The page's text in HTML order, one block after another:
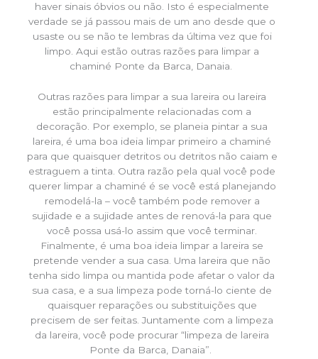
haver sinais óbvios ou não. Isto é especialmente
verdade se já passou mais de um ano desde que o
usaste ou se não te lembras da última vez que foi
limpo. Aqui estão outras razões para limpar a
chaminé Ponte da Barca, Danaia.
Outras razões para limpar a sua lareira ou lareira
estão principalmente relacionadas com a
decoração. Por exemplo, se planeia pintar a sua
lareira, é uma boa ideia limpar primeiro a chaminé
para que quaisquer detritos ou detritos não caiam e
estraguem a tinta. Outra razão pela qual você pode
querer limpar a chaminé é se você está planejando
remodelá-la – você também pode remover a
sujidade e a sujidade antes de renová-la para que
você possa usá-lo assim que você terminar.
Finalmente, é uma boa ideia limpar a lareira se
pretende vender a sua casa. Uma lareira que não
tenha sido limpa ou mantida pode afetar o valor da
sua casa, e a sua limpeza pode torná-lo ciente de
quaisquer reparações ou substituições que
precisem de ser feitas. Juntamente com a limpeza
da lareira, você pode procurar “limpeza de lareira
Ponte da Barca, Danaia”.